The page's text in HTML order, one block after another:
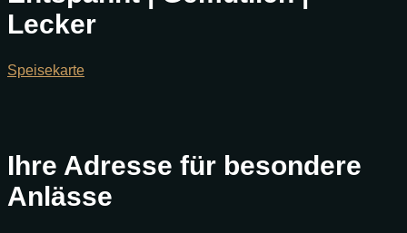
Lecker
Speisekarte
Ihre Adresse für besondere
Anlässe